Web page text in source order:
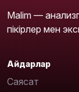
Malim —
пікірлер мен
Айдарлар
Саясат